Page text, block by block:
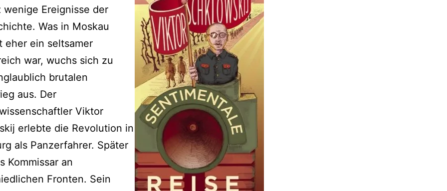
wenige Ereignisse der
Was in Moskau
eher ein seltsamer
war, wuchs sich zu
brutalen
aus. Der
Viktor
erlebte die Revolution in
als Panzerfahrer. Später
Kommissar an
Fronten. Sein